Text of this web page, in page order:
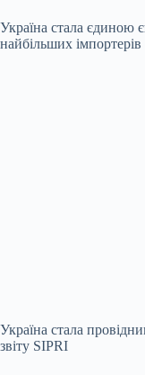
Україна стала єдиною
найбільших
Україна стала
звіту SIPRI